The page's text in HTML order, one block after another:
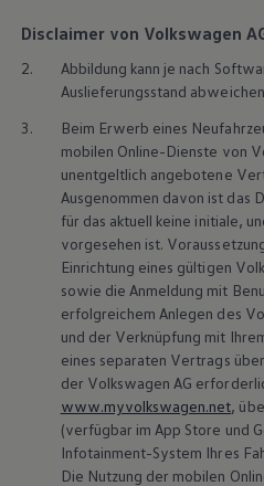
Disclaimer von Volkswagen
2.
Abbildung kann je nach
Auslieferungsstand
3.
Beim Erwerb eines
mobilen Online-Dienste von
unentgeltlich angebotene
Ausgenommen davon ist das
für das aktuell keine initiale,
vorgesehen ist.
Einrichtung eines gültigen
sowie die Anmeldung mit
erfolgreichem Anlegen des
und der Verknüpfung mit
eines separaten Vertrags
der Volkswagen AG
www.myvolkswagen.net,
(verfügbar im App Store und
Infotainment-System Ihres
Die Nutzung der mobilen